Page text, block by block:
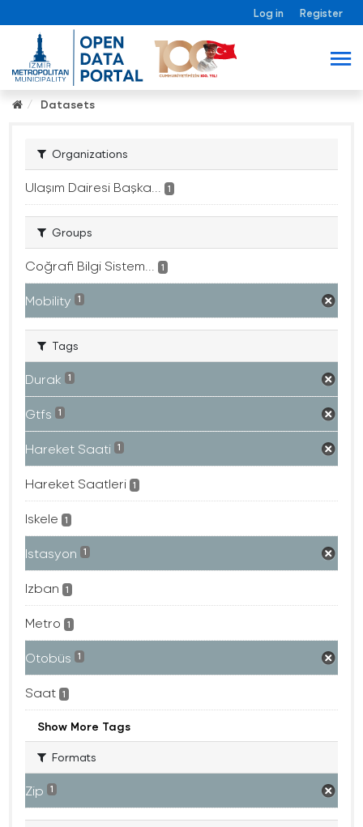
Log in Register
Datasets
Organizations
Ulaşım Dairesi Başka... 1
Groups
Coğrafi Bilgi Sistem... 1
Mobility 1
Tags
Durak 1
Gtfs 1
Hareket Saati 1
Hareket Saatleri 1
Iskele 1
Istasyon 1
Izban 1
Metro 1
Otobüs 1
Saat 1
Show More Tags
Formats
Zip 1